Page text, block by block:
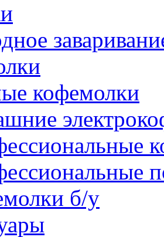
кофемолки
б/у